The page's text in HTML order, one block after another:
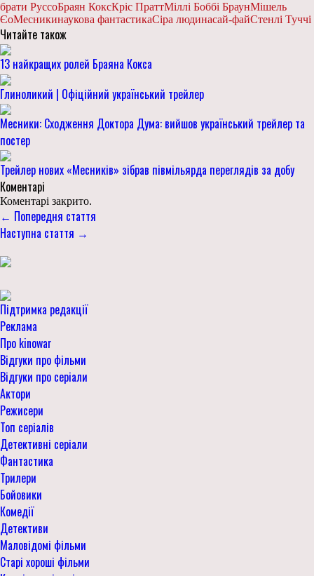
брати РуссоБраян КоксКріс ПраттМіллі Боббі БраунМішель
ЄоМесникинаукова фантастикаСіра людинасай-файСтенлі Туччі
Читайте також
13 найкращих ролей Браяна Кокса
Глиноликий | Офіційний український трейлер
Месники: Сходження Доктора Дума: вийшов український трейлер та
постер
Трейлер нових «Месників» зібрав півмільярда переглядів за добу
Коментарі
Коментарі закрито.
← Попередня стаття
Наступна стаття →
Підтримка редакції
Реклама
Про kinowar
Відгуки про фільми
Відгуки про серіали
Актори
Режисери
Топ серіалів
Детективні серіали
Фантастика
Трилери
Бойовики
Комедії
Детективи
Маловідомі фільми
Старі хороші фільми